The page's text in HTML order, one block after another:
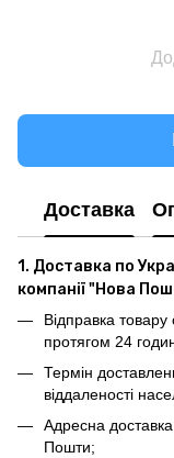
Доставка
1. Доставка по
компанії "Нова
Відправка
протягом 24
Термін
віддаленості
Адресна
Пошти;